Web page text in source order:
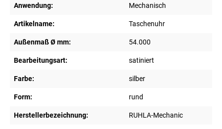
Anwendung: Mechanisch
Artikelname: Taschenuhr
Außenmaß Ø mm: 54.000
Bearbeitungsart: satiniert
Farbe: silber
Form: rund
Herstellerbezeichnung: RUHLA-Mechanic